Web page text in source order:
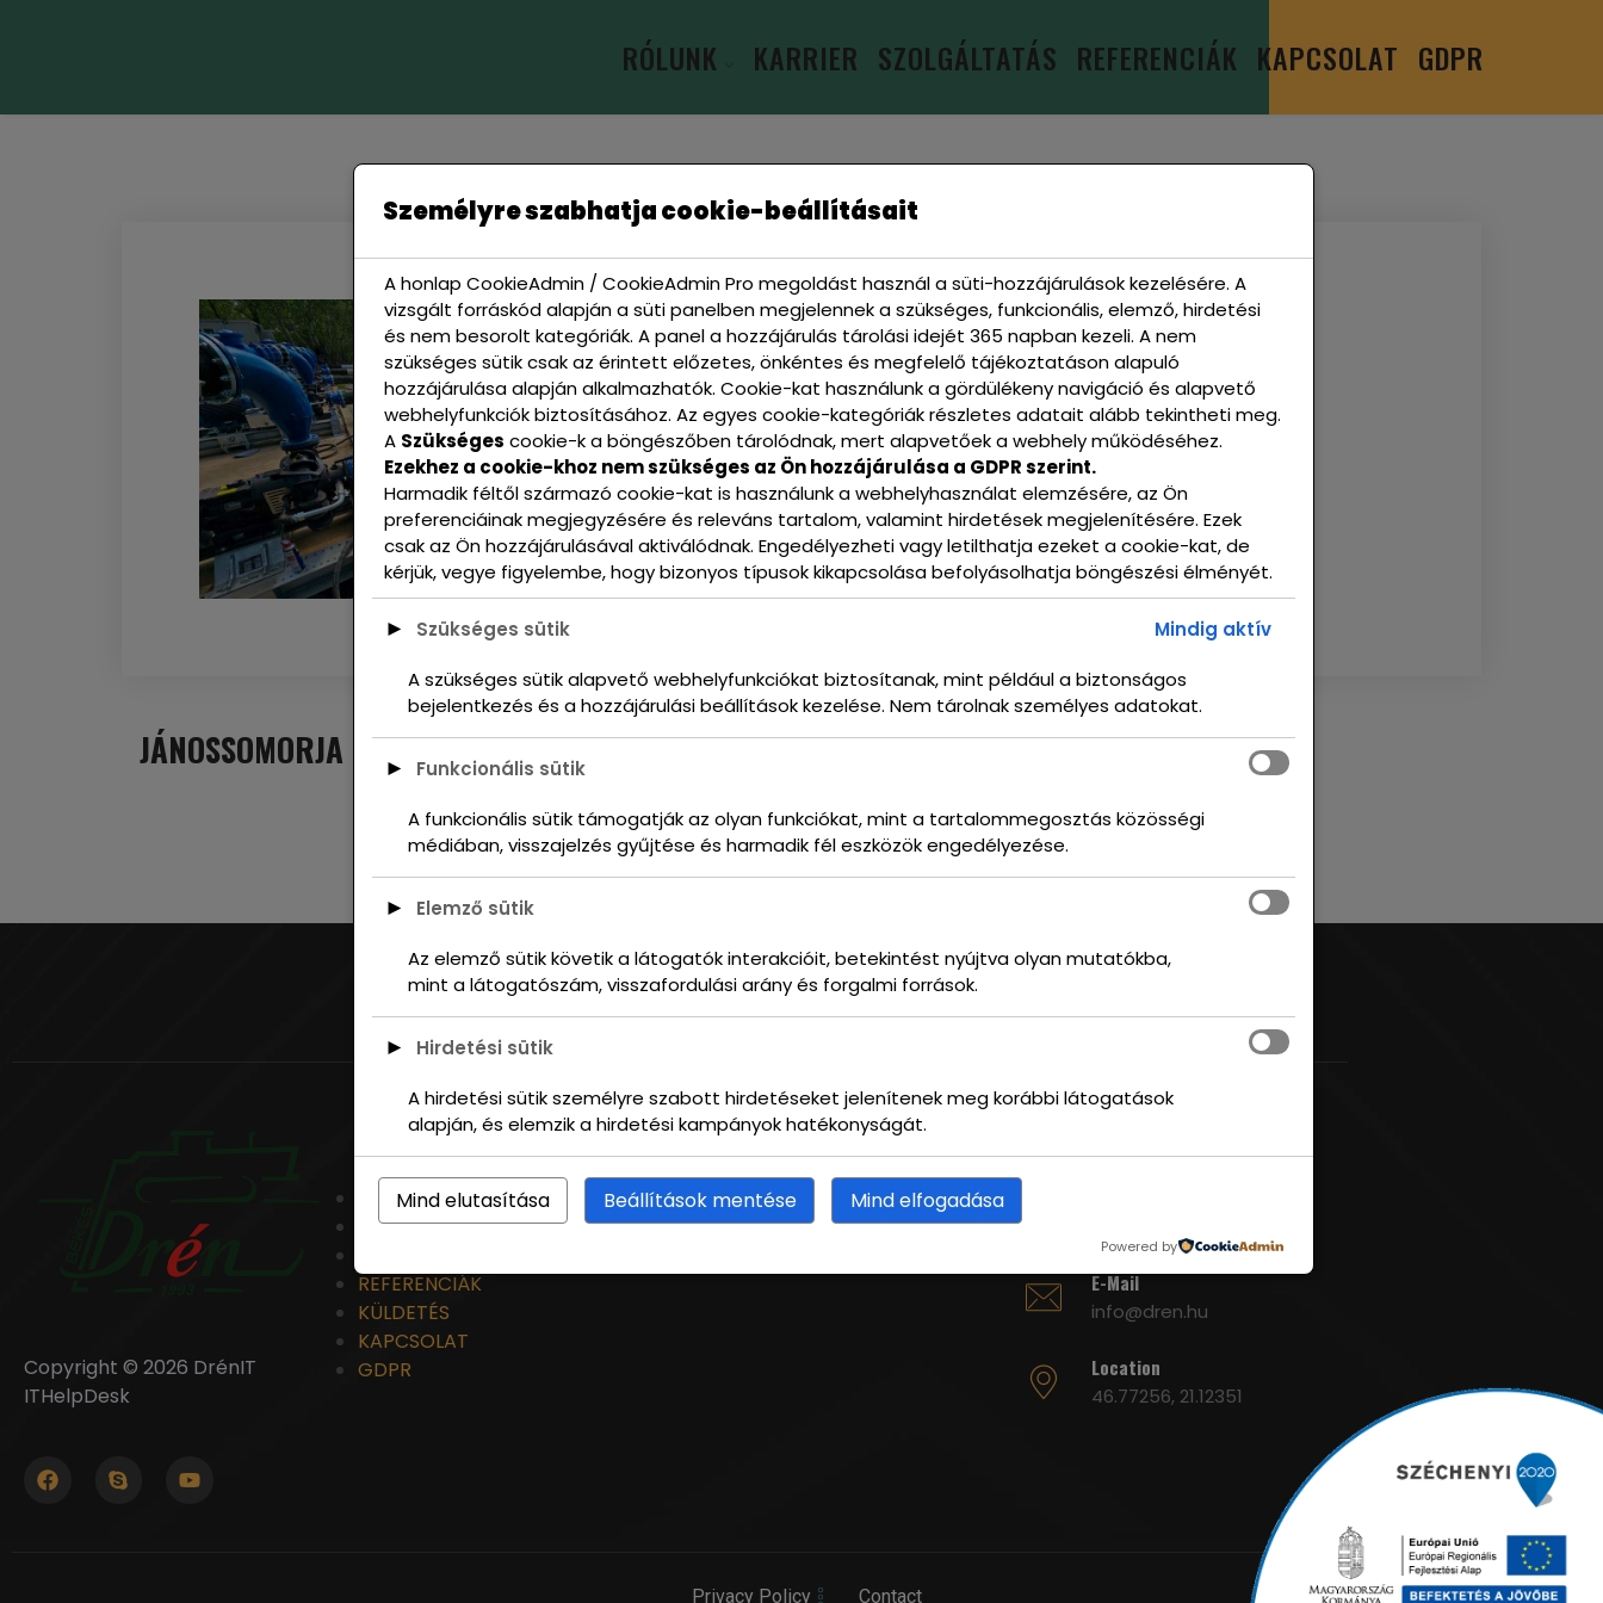
RÓLUNK KARRIER SZOLGÁLTATÁS REFERENCIÁK KAPCSOLAT GDPR
JÁNOSSOMORJA
Copyright © 2026 DrénIT
ITHelpDesk
GYORSLINKEK
HOME
RÓLUNK
REFERENCIÁK
KÜLDETÉS
KAPCSOLAT
GDPR
E-Mail
info@dren.hu
Location
46.77256, 21.12351
Privacy Policy Contact
Személyre szabhatja cookie-beállításait
A honlap CookieAdmin / CookieAdmin Pro megoldást használ a süti-hozzájárulások kezelésére. A
vizsgált forráskód alapján a süti panelben megjelennek a szükséges, funkcionális, elemző, hirdetési
és nem besorolt kategóriák. A panel a hozzájárulás tárolási idejét 365 napban kezeli. A nem
szükséges sütik csak az érintett előzetes, önkéntes és megfelelő tájékoztatáson alapuló
hozzájárulása alapján alkalmazhatók. Cookie-kat használunk a gördülékeny navigáció és alapvető
webhelyfunkciók biztosításához. Az egyes cookie-kategóriák részletes adatait alább tekintheti meg.
A Szükséges cookie-k a böngészőben tárolódnak, mert alapvetőek a webhely működéséhez.
Ezekhez a cookie-khoz nem szükséges az Ön hozzájárulása a GDPR szerint.
Harmadik féltől származó cookie-kat is használunk a webhelyhasználat elemzésére, az Ön
preferenciáinak megjegyzésére és releváns tartalom, valamint hirdetések megjelenítésére. Ezek
csak az Ön hozzájárulásával aktiválódnak. Engedélyezheti vagy letilthatja ezeket a cookie-kat, de
kérjük, vegye figyelembe, hogy bizonyos típusok kikapcsolása befolyásolhatja böngészési élményét.
► Szükséges sütik
Mindig aktív
A szükséges sütik alapvető webhelyfunkciókat biztosítanak, mint például a biztonságos
bejelentkezés és a hozzájárulási beállítások kezelése. Nem tárolnak személyes adatokat.
►
Funkcionális sütik
A funkcionális sütik támogatják az olyan funkciókat, mint a tartalommegosztás közösségi
médiában, visszajelzés gyűjtése és harmadik fél eszközök engedélyezése.
►
Elemző sütik
Az elemző sütik követik a látogatók interakcióit, betekintést nyújtva olyan mutatókba,
mint a látogatószám, visszafordulási arány és forgalmi források.
►
Hirdetési sütik
A hirdetési sütik személyre szabott hirdetéseket jelenítenek meg korábbi látogatások
alapján, és elemzik a hirdetési kampányok hatékonyságát.
Mind elutasítása Beállítások mentése Mind elfogadása
Powered by